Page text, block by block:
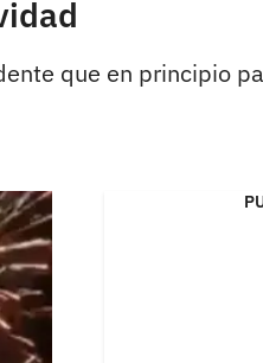
que en principio